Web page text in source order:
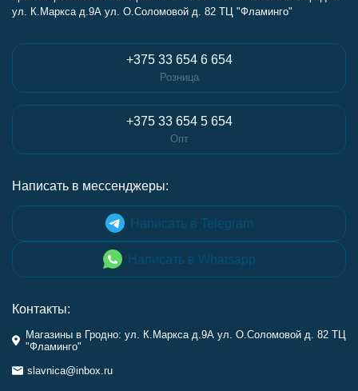
ул. К.Маркса д.9А ул. О.Соломовой д. 82 ТЦ "Фламинго"
+375 33 654 6 654
Розница
+375 33 654 5 654
Опт
Написать в мессенджеры:
Написать в Telegram
Написать в Whatsapp
Контакты:
Магазины в Гродно: ул. К.Маркса д.9А ул. О.Соломовой д. 82 ТЦ
"Фламинго"
slavnica@inbox.ru